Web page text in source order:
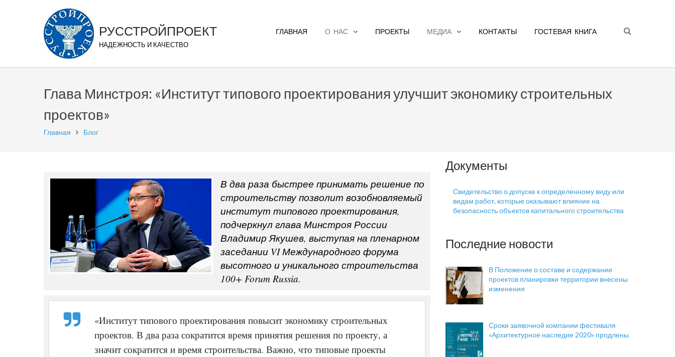
РУССТРОЙПРОЕКТ
НАДЕЖНОСТЬ И КАЧЕСТВО
ГЛАВНАЯ О НАС ПРОЕКТЫ МЕДИА КОНТАКТЫ ГОСТЕВАЯ КНИГА
Глава Минстроя: «Институт типового проектирования улучшит экономику строительных
проектов»
Главная Блог
В два раза быстрее принимать решение по
строительству позволит возобновляемый
институт типового проектирования,
подчеркнул глава Минстроя России
Владимир Якушев, выступая на пленарном
заседании VI Международного форума
высотного и уникального строительства
100+ Forum Russia.
«Институт типового проектирования повысит экономику строительных
проектов. В два раза сократится время принятия решения по проекту, а
значит сократится и время строительства. Важно, что типовые проекты
Документы
Свидетельство о допуске к определенному виду или
видам работ, которые оказывают влияние на
безопасность объектов капитального строительства
Последние новости
В Положение о составе и содержании
проектов планировки территории внесены
изменения
Сроки заявочной компании фестиваля
«Архитектурное наследие 2020» продлены